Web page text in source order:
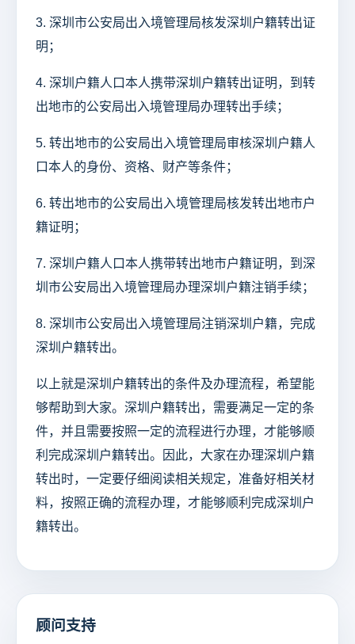
3. 深圳市公安局出入境管理局核发深圳户籍转出证
明；
4. 深圳户籍人口本人携带深圳户籍转出证明，到转
出地市的公安局出入境管理局办理转出手续；
5. 转出地市的公安局出入境管理局审核深圳户籍人
口本人的身份、资格、财产等条件；
6. 转出地市的公安局出入境管理局核发转出地市户
籍证明；
7. 深圳户籍人口本人携带转出地市户籍证明，到深
圳市公安局出入境管理局办理深圳户籍注销手续；
8. 深圳市公安局出入境管理局注销深圳户籍，完成
深圳户籍转出。
以上就是深圳户籍转出的条件及办理流程，希望能
够帮助到大家。深圳户籍转出，需要满足一定的条
件，并且需要按照一定的流程进行办理，才能够顺
利完成深圳户籍转出。因此，大家在办理深圳户籍
转出时，一定要仔细阅读相关规定，准备好相关材
料，按照正确的流程办理，才能够顺利完成深圳户
籍转出。
顾问支持